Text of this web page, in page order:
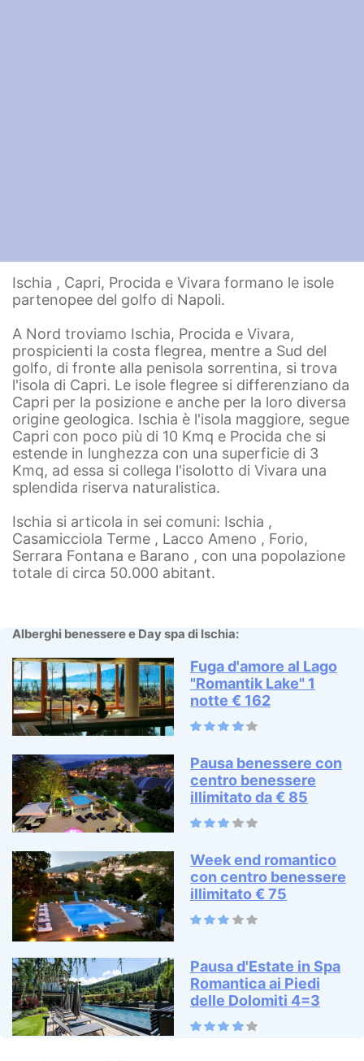
Ischia , Capri, Procida e Vivara formano le isole
partenopee del golfo di Napoli.
A Nord troviamo Ischia, Procida e Vivara,
prospicienti la costa flegrea, mentre a Sud del
golfo, di fronte alla penisola sorrentina, si trova
l'isola di Capri. Le isole flegree si differenziano da
Capri per la posizione e anche per la loro diversa
origine geologica. Ischia è l'isola maggiore, segue
Capri con poco più di 10 Kmq e Procida che si
estende in lunghezza con una superficie di 3
Kmq, ad essa si collega l'isolotto di Vivara una
splendida riserva naturalistica.
Ischia si articola in sei comuni: Ischia ,
Casamicciola Terme , Lacco Ameno , Forio,
Serrara Fontana e Barano , con una popolazione
totale di circa 50.000 abitant.
Alberghi benessere e Day spa di Ischia:
Fuga d'amore al Lago
"Romantik Lake" 1
notte € 162
Pausa benessere con
centro benessere
illimitato da € 85
Week end romantico
con centro benessere
illimitato € 75
Pausa d'Estate in Spa
Romantica ai Piedi
delle Dolomiti 4=3